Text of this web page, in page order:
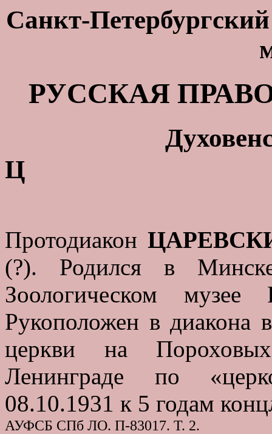
Санкт-
РУССКАЯ
Ц
Протодиакон
(?). Родился в
Зоологическом музее
Рукоположен в диакона
церкви на
Ленинграде по
08.10.1931 к 5 годам
АУФСБ СПб ЛО. П-83017. Т. 2.